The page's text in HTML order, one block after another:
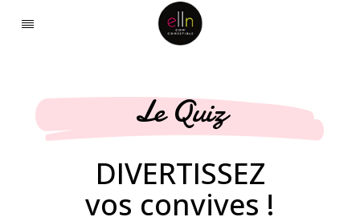
Le Quiz
DIVERTISSEZ
vos convives !